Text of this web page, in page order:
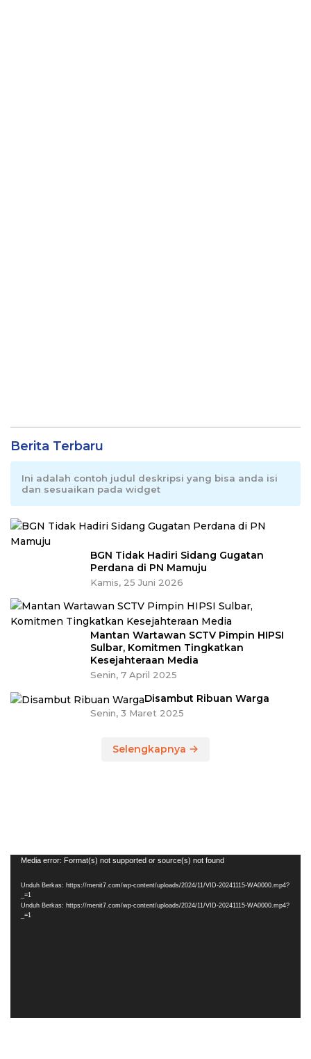
Berita Terbaru
Ini adalah contoh judul deskripsi yang bisa anda isi
dan sesuaikan pada widget
BGN Tidak Hadiri Sidang Gugatan
Perdana di PN Mamuju
Kamis, 25 Juni 2026
Mantan Wartawan SCTV Pimpin HIPSI
Sulbar, Komitmen Tingkatkan
Kesejahteraan Media
Senin, 7 April 2025
Disambut Ribuan Warga
Senin, 3 Maret 2025
Selengkapnya
Pemutar
Media error: Format(s) not supported or source(s) not found
Unduh Berkas: https://menit7.com/wp-content/uploads/2024/11/VID-20241115-WA0000.mp4?
_=1
Unduh Berkas: https://menit7.com/wp-content/uploads/2024/11/VID-20241115-WA0000.mp4?
_=1